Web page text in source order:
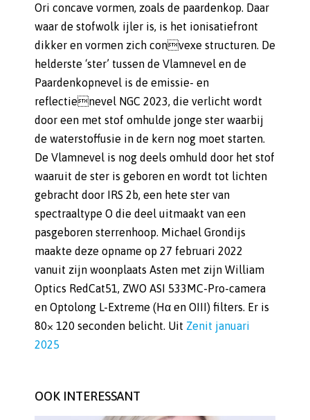
Ori concave vormen, zoals de paardenkop. Daar
waar de stofwolk ijler is, is het ionisatiefront
dikker en vormen zich convexe structuren. De
helderste ‘ster’ tussen de Vlamnevel en de
Paardenkopnevel is de emissie- en
reflectienevel NGC 2023, die verlicht wordt
door een met stof omhulde jonge ster waarbij
de waterstoffusie in de kern nog moet starten.
De Vlamnevel is nog deels omhuld door het stof
waaruit de ster is geboren en wordt tot lichten
gebracht door IRS 2b, een hete ster van
spectraaltype O die deel uitmaakt van een
pasgeboren sterrenhoop. Michael Grondijs
maakte deze opname op 27 februari 2022
vanuit zijn woonplaats Asten met zijn William
Optics RedCat51, ZWO ASI 533MC-Pro-camera
en Optolong L-Extreme (Hα en OIII) filters. Er is
80× 120 seconden belicht. Uit Zenit januari
2025
OOK INTERESSANT